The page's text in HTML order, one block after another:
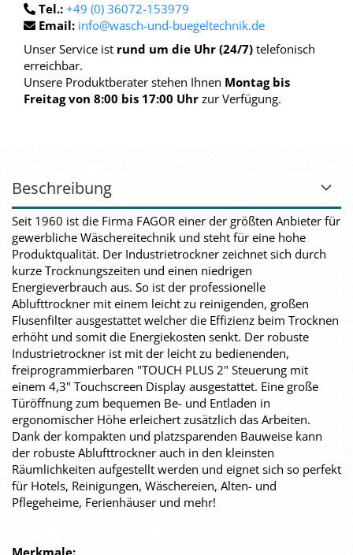
Tel.: +49 (0) 36072-153979
Email: info@wasch-und-buegeltechnik.de
Unser Service ist rund um die Uhr (24/7) telefonisch
erreichbar.
Unsere Produktberater stehen Ihnen Montag bis
Freitag von 8:00 bis 17:00 Uhr zur Verfügung.
Beschreibung
Seit 1960 ist die Firma FAGOR einer der größten Anbieter für
gewerbliche Wäschereitechnik und steht für eine hohe
Produktqualität. Der Industrietrockner zeichnet sich durch
kurze Trocknungszeiten und einen niedrigen
Energieverbrauch aus. So ist der professionelle
Ablufttrockner mit einem leicht zu reinigenden, großen
Flusenfilter ausgestattet welcher die Effizienz beim Trocknen
erhöht und somit die Energiekosten senkt. Der robuste
Industrietrockner ist mit der leicht zu bedienenden,
freiprogrammierbaren "TOUCH PLUS 2" Steuerung mit
einem 4,3" Touchscreen Display ausgestattet. Eine große
Türöffnung zum bequemen Be- und Entladen in
ergonomischer Höhe erleichert zusätzlich das Arbeiten.
Dank der kompakten und platzsparenden Bauweise kann
der robuste Ablufttrockner auch in den kleinsten
Räumlichkeiten aufgestellt werden und eignet sich so perfekt
für Hotels, Reinigungen, Wäschereien, Alten- und
Pflegeheime, Ferienhäuser und mehr!
Merkmale: